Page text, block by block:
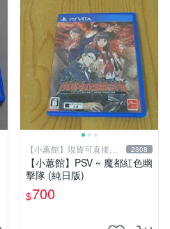
【小蕙館】現貨可直接下
標
2308
【小蕙館】PSV ~ 魔都紅色幽
擊隊 (純日版)
$700